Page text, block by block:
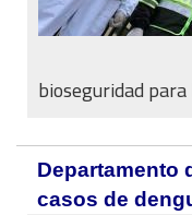
bioseguridad
Departamento
casos de